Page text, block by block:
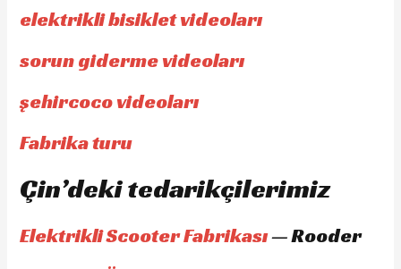
elektrikli bisiklet videoları
sorun giderme videoları
şehircoco videoları
Fabrika turu
Çin’deki tedarikçilerimiz
Elektrikli Scooter Fabrikası— Rooder